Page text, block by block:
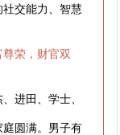
交能力、智慧
尊荣，财官双
进田、学士、
圆满。男子有